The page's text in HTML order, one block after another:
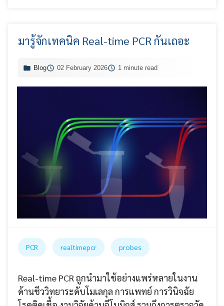
มารู้จักเทคนิค Real-time PCR กันเถอะ
Blog 02 February 2026 1 minute read
PCR realtimepcr probes
Real-time PCR ถูกนำมาใช้อย่างแพร่หลายในงาน
ด้านชีววิทยาระดับโมเลกุล การแพทย์ การวินิจฉัย